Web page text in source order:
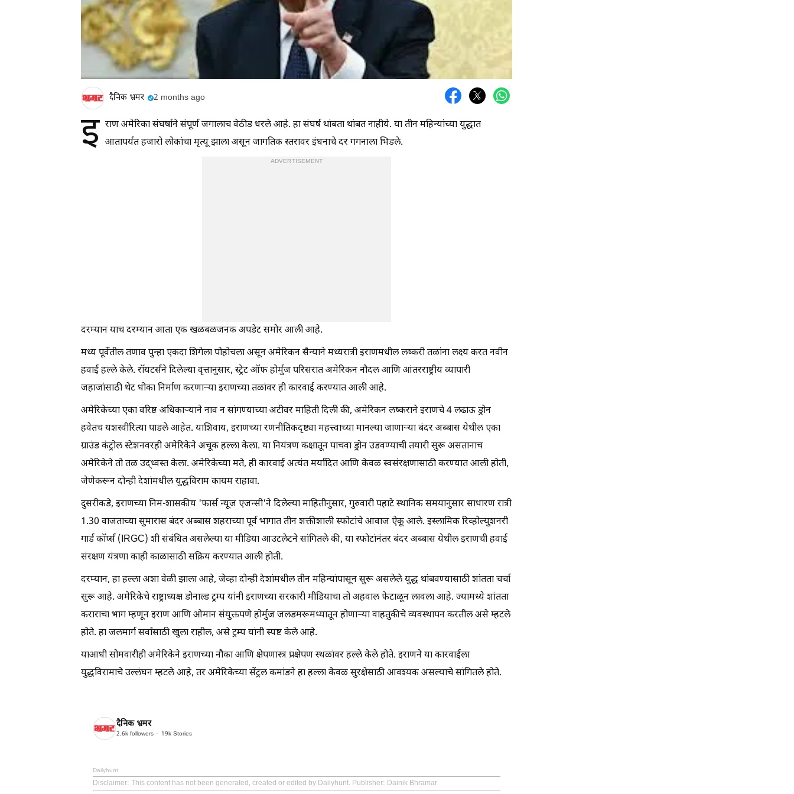
दैनिक भ्रमर 2 months ago
इ राण अमेरिका संघर्षाने संपूर्ण जगालाच वेठीड धरले आहे. हा संघर्ष थांबता थांबत नाहीये. या तीन महिन्यांच्या युद्धात
आतापर्यंत हजारो लोकांचा मृत्यू झाला असून जागतिक स्तरावर इंधनाचे दर गगनाला भिडले.
ADVERTISEMENT
दरम्यान याच दरम्यान आता एक खळबळजनक अपडेट समोर आली आहे.
मध्य पूर्वेतील तणाव पुन्हा एकदा शिगेला पोहोचला असून अमेरिकन सैन्याने मध्यरात्री इराणमधील लष्करी तळांना लक्ष्य करत नवीन
हवाई हल्ले केले. रॉयटर्सने दिलेल्या वृत्तानुसार, स्ट्रेट ऑफ होर्मुज परिसरात अमेरिकन नौदल आणि आंतरराष्ट्रीय व्यापारी
जहाजांसाठी थेट धोका निर्माण करणाऱ्या इराणच्या तळांवर ही कारवाई करण्यात आली आहे.
अमेरिकेच्या एका वरिष्ठ अधिकाऱ्याने नाव न सांगण्याच्या अटीवर माहिती दिली की, अमेरिकन लष्कराने इराणचे 4 लढाऊ ड्रोन
हवेतच यशस्वीरित्या पाडले आहेत. याशिवाय, इराणच्या रणनीतिकदृष्ट्या महत्त्वाच्या मानल्या जाणाऱ्या बंदर अब्बास येथील एका
ग्राउंड कंट्रोल स्टेशनवरही अमेरिकेने अचूक हल्ला केला. या नियंत्रण कक्षातून पाचवा ड्रोन उडवण्याची तयारी सुरू असतानाच
अमेरिकेने तो तळ उद्ध्वस्त केला. अमेरिकेच्या मते, ही कारवाई अत्यंत मर्यादित आणि केवळ स्वसंरक्षणासाठी करण्यात आली होती,
जेणेकरून दोन्ही देशांमधील युद्धविराम कायम राहावा.
दुसरीकडे, इराणच्या निम-शासकीय 'फार्स न्यूज एजन्सी'ने दिलेल्या माहितीनुसार, गुरुवारी पहाटे स्थानिक समयानुसार साधारण रात्री
1.30 वाजताच्या सुमारास बंदर अब्बास शहराच्या पूर्व भागात तीन शक्तीशाली स्फोटांचे आवाज ऐकू आले. इस्लामिक रिव्होल्युशनरी
गार्ड कॉर्प्स (IRGC) शी संबंधित असलेल्या या मीडिया आउटलेटने सांगितले की, या स्फोटांनंतर बंदर अब्बास येथील इराणची हवाई
संरक्षण यंत्रणा काही काळासाठी सक्रिय करण्यात आली होती.
दरम्यान, हा हल्ला अशा वेळी झाला आहे, जेव्हा दोन्ही देशांमधील तीन महिन्यांपासून सुरू असलेले युद्ध थांबवण्यासाठी शांतता चर्चा
सुरू आहे. अमेरिकेचे राष्ट्राध्यक्ष डोनाल्ड ट्रम्प यांनी इराणच्या सरकारी मीडियाचा तो अहवाल फेटाळून लावला आहे. ज्यामध्ये शांतता
कराराचा भाग म्हणून इराण आणि ओमान संयुक्तपणे होर्मुज जलडमरूमध्यातून होणाऱ्या वाहतुकीचे व्यवस्थापन करतील असे म्हटले
होते. हा जलमार्ग सर्वांसाठी खुला राहील, असे ट्रम्प यांनी स्पष्ट केले आहे.
याआधी सोमवारीही अमेरिकेने इराणच्या नौका आणि क्षेपणास्त्र प्रक्षेपण स्थळांवर हल्ले केले होते. इराणने या कारवाईला
युद्धविरामाचे उल्लंघन म्हटले आहे, तर अमेरिकेच्या सेंट्रल कमांडने हा हल्ला केवळ सुरक्षेसाठी आवश्यक असल्याचे सांगितले होते.
दैनिक भ्रमर
2.6k followers 19k Stories
Dailyhunt
Disclaimer: This content has not been generated, created or edited by Dailyhunt. Publisher: Dainik Bhramar